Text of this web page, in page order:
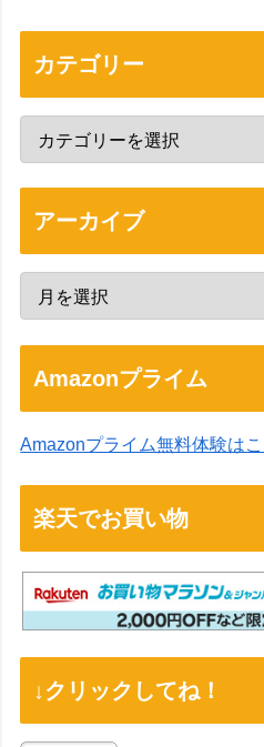
カテゴリー
アーカイブ
Amazonプライム
Amazonプライム無料体験は
楽天でお買い物
↓クリックしてね！